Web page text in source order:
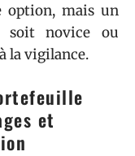
option, mais un
soit novice ou
la vigilance.
et